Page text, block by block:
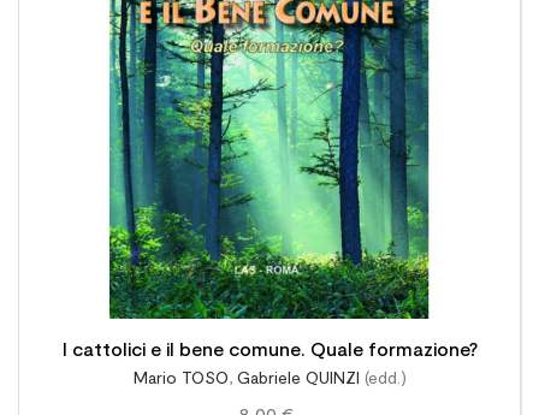
I cattolici e il bene comune. Quale formazione?
Mario TOSO, Gabriele QUINZI (edd.)